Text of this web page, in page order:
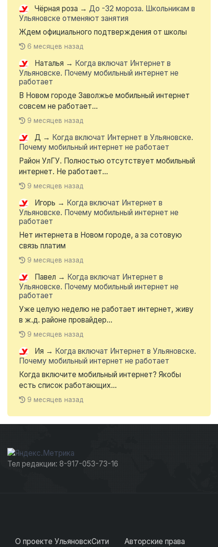
Чёрная роза → До -32 мороза. Школьникам в
Ульяновске отменяют занятия
Ждем официального подтверждения от школы
6 месяцев назад
Наталья → Когда включат Интернет в
Ульяновске. Почему мобильный интернет не
работает
В Новом городе Заволжье мобильный интернет
совсем не работает...
9 месяцев назад
Д → Когда включат Интернет в Ульяновске.
Почему мобильный интернет не работает
Район УлГУ. Полностью отсутствует мобильный
интернет. Не работает...
9 месяцев назад
Игорь → Когда включат Интернет в
Ульяновске. Почему мобильный интернет не
работает
Нет интернета в Новом городе, а за сотовую
связь платим
9 месяцев назад
Павел → Когда включат Интернет в
Ульяновске. Почему мобильный интернет не
работает
Уже целую неделю не работает интернет, живу
в ж.д. районе провайдер...
9 месяцев назад
Ия → Когда включат Интернет в Ульяновске.
Почему мобильный интернет не работает
Когда включите мобильный интернет? Якобы
есть список работающих...
9 месяцев назад
Тел редакции: 8-917-053-73-16
О проекте УльяновскСити Авторские права